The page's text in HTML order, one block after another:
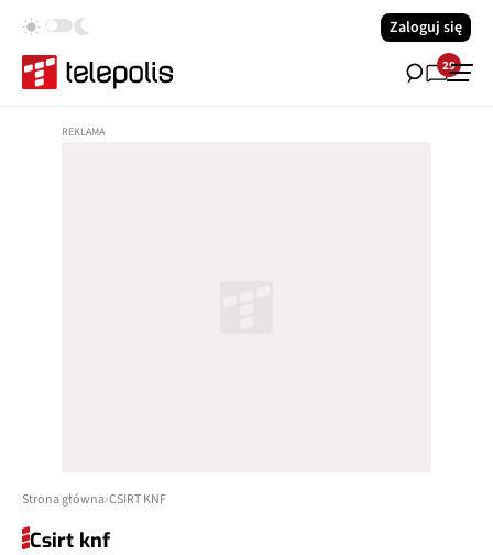
Zaloguj się
29
Strona główna CSIRT KNF
Csirt knf